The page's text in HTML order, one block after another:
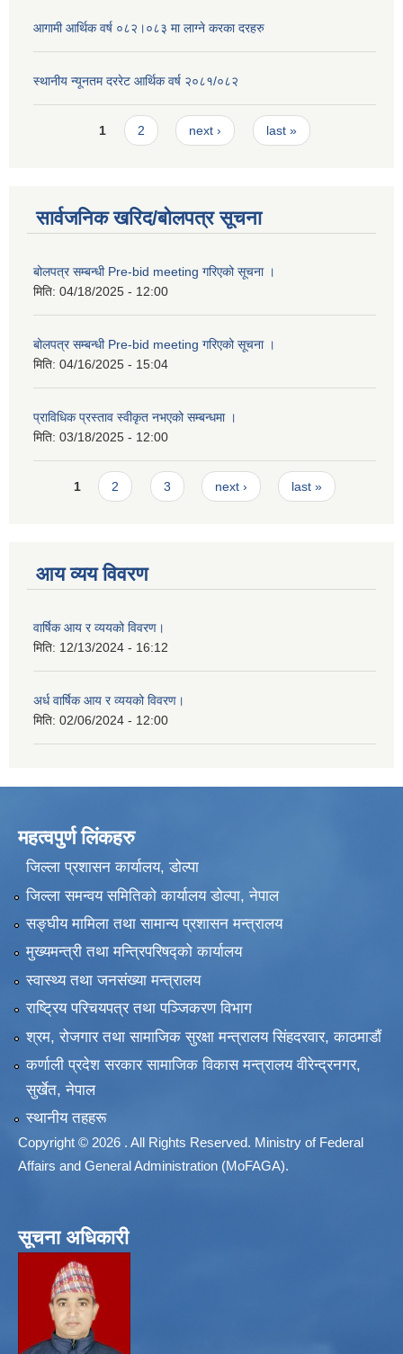
आगामी आर्थिक वर्ष ०८२।०८३ मा लाग्ने करका दरहरु
स्थानीय न्यूनतम दररेट आर्थिक वर्ष २०८१/०८२
Pages1 2 next › last »
सार्वजनिक खरिद/बोलपत्र सूचना
बोलपत्र सम्बन्धी Pre-bid meeting गरिएको सूचना ।
मिति: 04/18/2025 - 12:00
बोलपत्र सम्बन्धी Pre-bid meeting गरिएको सूचना ।
मिति: 04/16/2025 - 15:04
प्राविधिक प्रस्ताव स्वीकृत नभएको सम्बन्धमा ।
मिति: 03/18/2025 - 12:00
Pages
1 2 3 next › last »
आय व्यय विवरण
वार्षिक आय र व्ययको विवरण।
मिति: 12/13/2024 - 16:12
अर्ध वार्षिक आय र व्ययको विवरण।
मिति: 02/06/2024 - 12:00
महत्वपुर्ण लिंकहरु
जिल्ला प्रशासन कार्यालय, डोल्पा
जिल्ला समन्वय समितिको कार्यालय डोल्पा, नेपाल
सङ्‍घीय मामिला तथा सामान्य प्रशासन मन्त्रालय
मुख्यमन्त्री तथा मन्त्रिपरिषद्को कार्यालय
स्वास्थ्य तथा जनसंख्या मन्त्रालय
राष्ट्रिय परिचयपत्र तथा पञ्जिकरण विभाग
श्रम, रोजगार तथा सामाजिक सुरक्षा मन्त्रालय सिंहदरवार, काठमाडाैं
कर्णाली प्रदेश सरकार सामाजिक विकास मन्त्रालय वीरेन्द्रनगर,
सुर्खेत, नेपाल
स्थानीय तहहरू
Copyright © 2026 . All Rights Reserved. Ministry of Federal
Affairs and General Administration (MoFAGA).
सूचना अधिकारी